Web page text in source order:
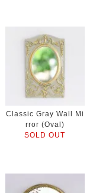
Classic Gray Wall Mi
rror (Oval)
SOLD OUT